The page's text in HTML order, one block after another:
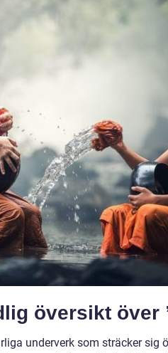
översikt över
underverk som sträcker sig